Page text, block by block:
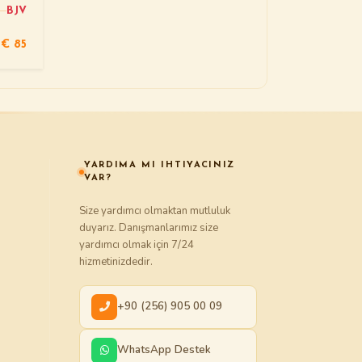
BJV
€ 85
YARDIMA MI IHTIYACINIZ
VAR?
Size yardımcı olmaktan mutluluk
duyarız. Danışmanlarımız size
yardımcı olmak için 7/24
hizmetinizdedir.
+90 (256) 905 00 09
WhatsApp Destek